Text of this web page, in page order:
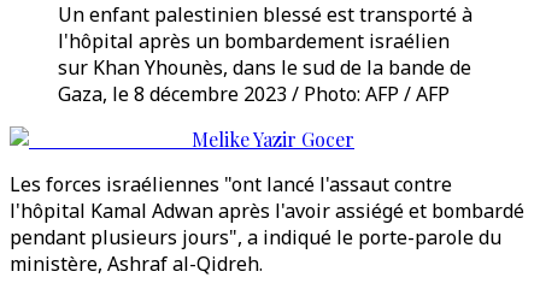
Un enfant palestinien blessé est transporté à
l'hôpital après un bombardement israélien
sur Khan Yhounès, dans le sud de la bande de
Gaza, le 8 décembre 2023 / Photo: AFP / AFP
Melike Yazir Gocer
Les forces israéliennes "ont lancé l'assaut contre
l'hôpital Kamal Adwan après l'avoir assiégé et bombardé
pendant plusieurs jours", a indiqué le porte-parole du
ministère, Ashraf al-Qidreh.